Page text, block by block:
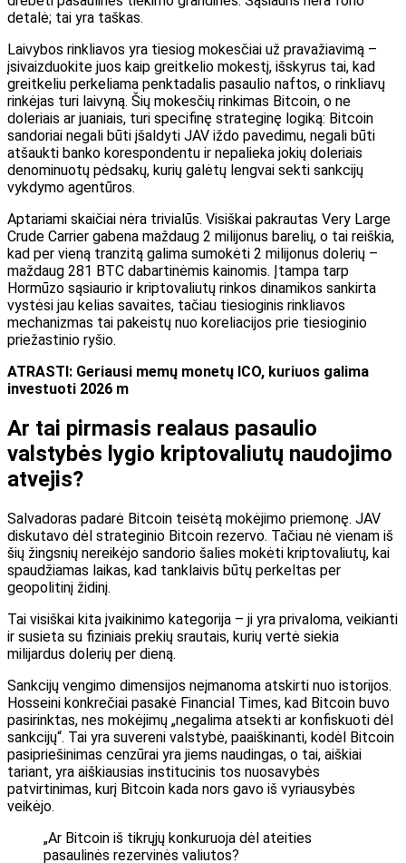
detalė; tai yra taškas.
Laivybos rinkliavos yra tiesiog mokesčiai už pravažiavimą –
įsivaizduokite juos kaip greitkelio mokestį, išskyrus tai, kad
greitkeliu perkeliama penktadalis pasaulio naftos, o rinkliavų
rinkėjas turi laivyną. Šių mokesčių rinkimas Bitcoin, o ne
doleriais ar juaniais, turi specifinę strateginę logiką: Bitcoin
sandoriai negali būti įšaldyti JAV iždo pavedimu, negali būti
atšaukti banko korespondentu ir nepalieka jokių doleriais
denominuotų pėdsakų, kurių galėtų lengvai sekti sankcijų
vykdymo agentūros.
Aptariami skaičiai nėra trivialūs. Visiškai pakrautas Very Large
Crude Carrier gabena maždaug 2 milijonus barelių, o tai reiškia,
kad per vieną tranzitą galima sumokėti 2 milijonus dolerių –
maždaug 281 BTC dabartinėmis kainomis. Įtampa tarp
Hormūzo sąsiaurio ir kriptovaliutų rinkos dinamikos sankirta
vystėsi jau kelias savaites, tačiau tiesioginis rinkliavos
mechanizmas tai pakeistų nuo koreliacijos prie tiesioginio
priežastinio ryšio.
ATRASTI: Geriausi memų monetų ICO, kuriuos galima
investuoti 2026 m
Ar tai pirmasis realaus pasaulio
valstybės lygio kriptovaliutų naudojimo
atvejis?
Salvadoras padarė Bitcoin teisėtą mokėjimo priemonę. JAV
diskutavo dėl strateginio Bitcoin rezervo. Tačiau nė vienam iš
šių žingsnių nereikėjo sandorio šalies mokėti kriptovaliutų, kai
spaudžiamas laikas, kad tanklaivis būtų perkeltas per
geopolitinį židinį.
Tai visiškai kita įvaikinimo kategorija – ji yra privaloma, veikianti
ir susieta su fiziniais prekių srautais, kurių vertė siekia
milijardus dolerių per dieną.
Sankcijų vengimo dimensijos neįmanoma atskirti nuo istorijos.
Hosseini konkrečiai pasakė Financial Times, kad Bitcoin buvo
pasirinktas, nes mokėjimų „negalima atsekti ar konfiskuoti dėl
sankcijų“. Tai yra suvereni valstybė, paaiškinanti, kodėl Bitcoin
pasipriešinimas cenzūrai yra jiems naudingas, o tai, aiškiai
tariant, yra aiškiausias institucinis tos nuosavybės
patvirtinimas, kurį Bitcoin kada nors gavo iš vyriausybės
veikėjo.
„Ar Bitcoin iš tikrųjų konkuruoja dėl ateities
pasaulinės rezervinės valiutos?